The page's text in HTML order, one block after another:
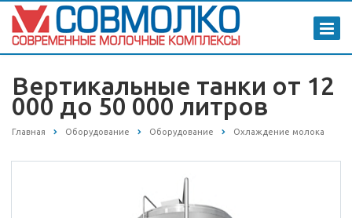
Вертикальные танки от 12
000 до 50 000 литров
Главная Оборудование Оборудование Охлаждение молока